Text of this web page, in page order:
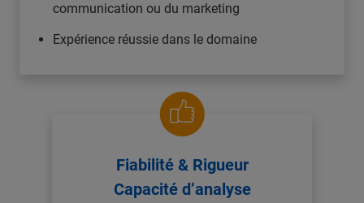
communication ou du marketing
Expérience réussie dans le domaine
Fiabilité & Rigueur
Capacité d’analyse